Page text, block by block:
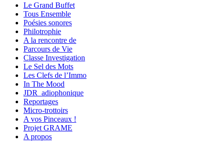
Le Grand Buffet
Tous Ensemble
Poésies sonores
Philotrophie
A la rencontre de
Parcours de Vie
Classe Investigation
Le Sel des Mots
Les Clefs de l’Immo
In The Mood
JDR_adiophonique
Reportages
Micro-trottoirs
A vos Pinceaux !
Projet GRAME
A propos